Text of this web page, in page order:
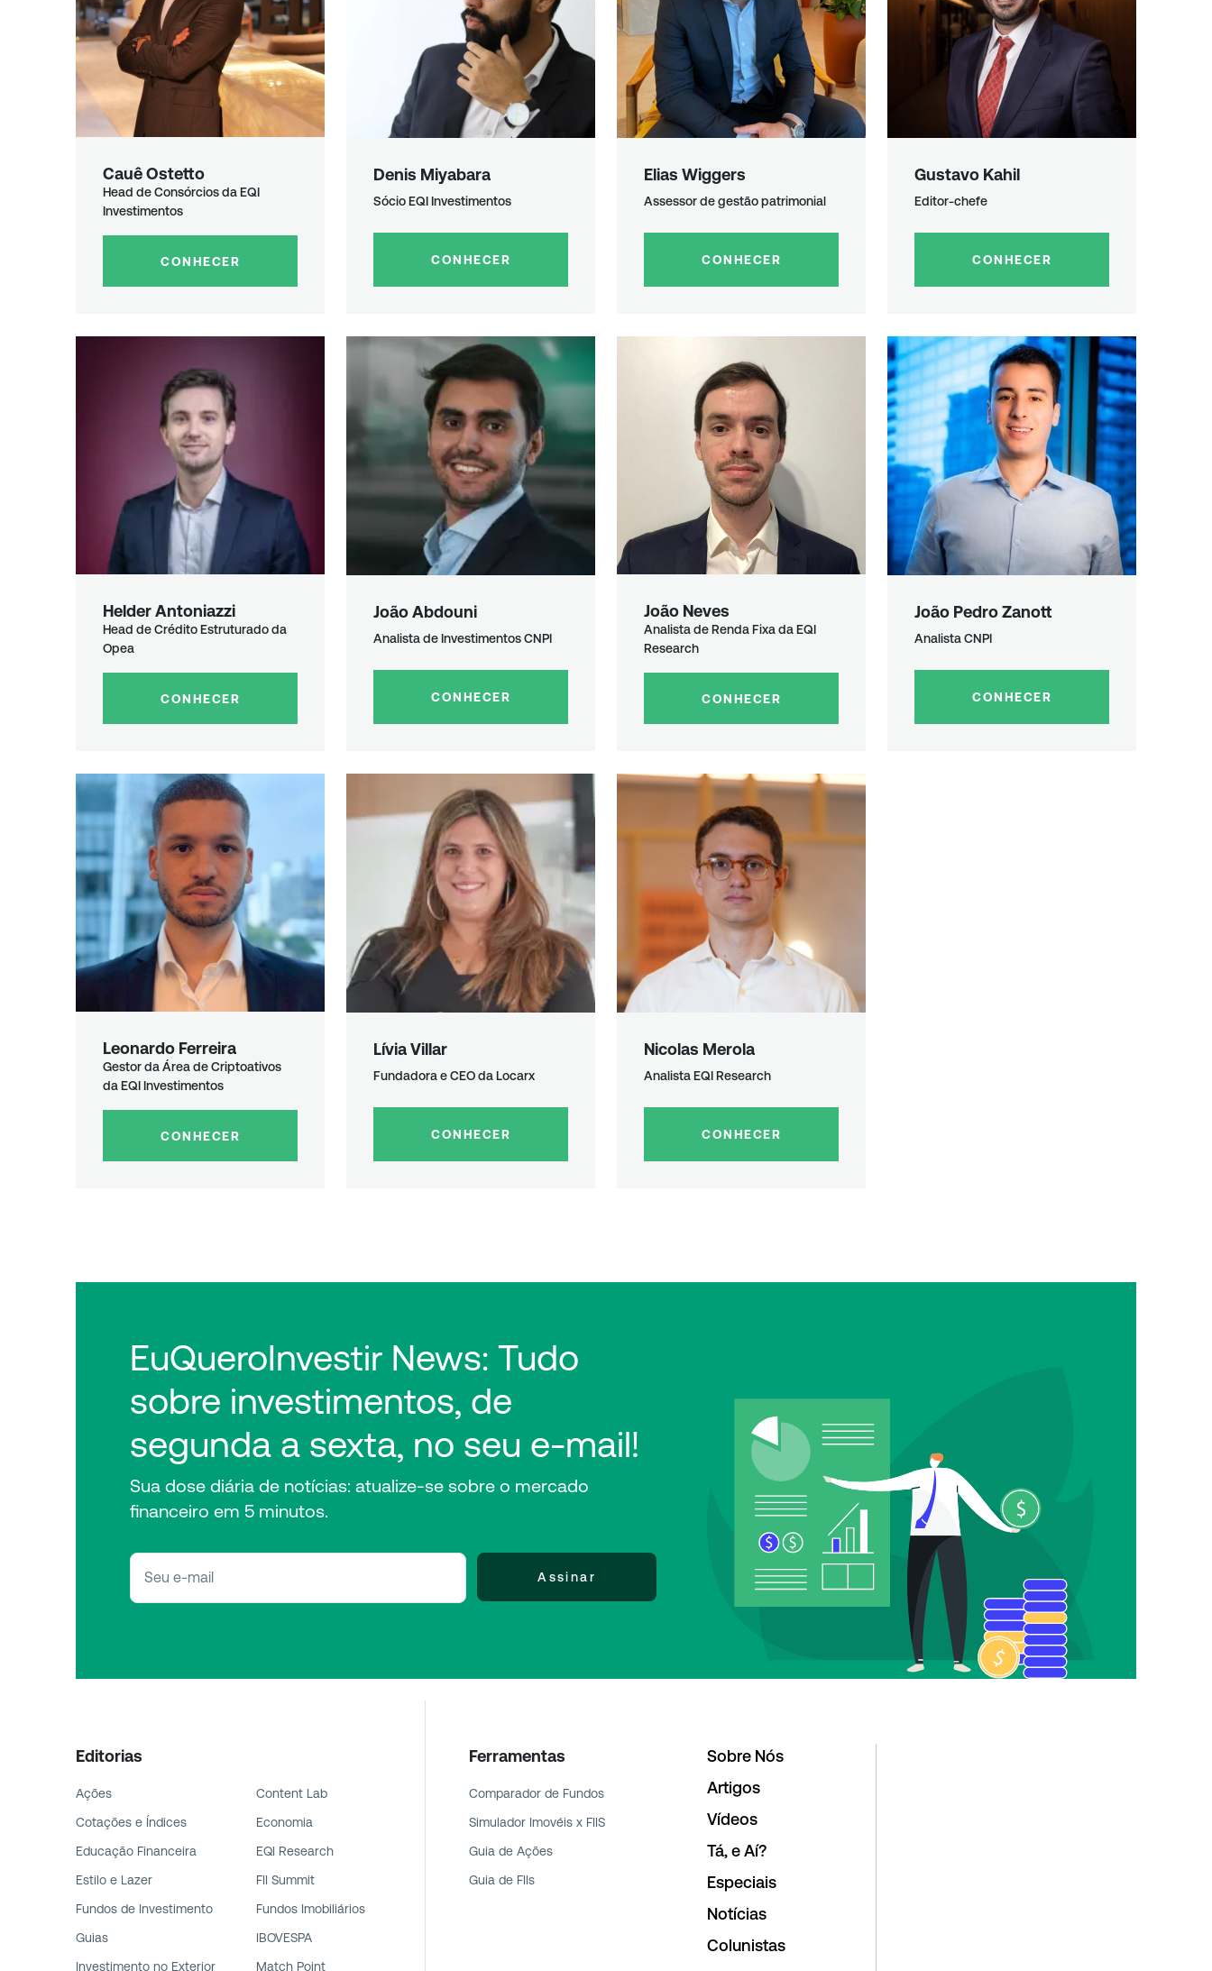
Cauê Ostetto
Head de Consórcios da EQI
Investimentos
CONHECER
Denis Miyabara
Sócio EQI Investimentos
CONHECER
Elias Wiggers
Assessor de gestão patrimonial
CONHECER
Gustavo Kahil
Editor-chefe
CONHECER
HelderAntoniazzi
Head de Crédito Estruturado da
Opea
CONHECER
JoãoAbdouni
Analista de Investimentos CNPI
CONHECER
João Neves
Analista de Renda Fixa da EQI
Research
CONHECER
João Pedro Zanott
Analista CNPI
CONHECER
Leonardo Ferreira
Gestor da Área de Criptoativos
da EQI Investimentos
CONHECER
LíviaVillar
Fundadora e CEO da Locarx
CONHECER
Nicolas Merola
Analista EQI Research
CONHECER
EuQueroInvestir News: Tudo
sobre investimentos, de
segunda a sexta, no seu e-mail!
Sua dose diária de notícias: atualize-se sobre o mercado
financeiro em 5 minutos.
Assinar
Editorias
Ações
Content Lab
Cotações e Índices
Economia
Educação Financeira
EQI Research
Estilo e Lazer
FII Summit
Fundos de Investimento
Fundos Imobiliários
Guias
IBOVESPA
Investimento no Exterior
Match Point
Ferramentas
Comparador de Fundos
Simulador Imovéis x FIIS
Guia de Ações
Guia de FIIs
Sobre Nós
Artigos
Vídeos
Tá, e Aí?
Especiais
Notícias
Colunistas